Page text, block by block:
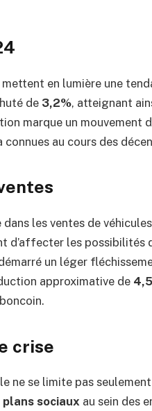
mettent en lumière une
de 3,2%, atteignant
marque un
au cours des
les ventes de
d’affecter les possibilités
un léger
approximative de
crise
ne se limite pas seulement
plans sociaux au sein des